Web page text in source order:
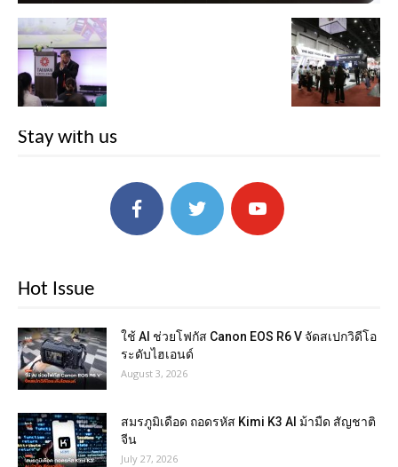
Stay with us
Hot Issue
ใช้ AI ช่วยโฟกัส Canon EOS R6 V จัดสเปกวิดีโอ
ระดับไฮเอนด์
August 3, 2026
สมรภูมิเดือด ถอดรหัส Kimi K3 AI ม้ามืด สัญชาติ
จีน
July 27, 2026